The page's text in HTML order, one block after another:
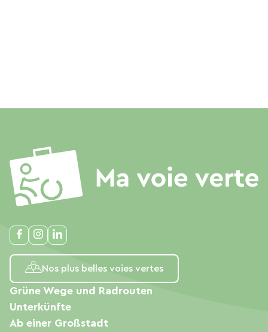
Nos plus belles voies vertes
Grüne Wege und Radrouten
Unterkünfte
Ab einer Großstadt